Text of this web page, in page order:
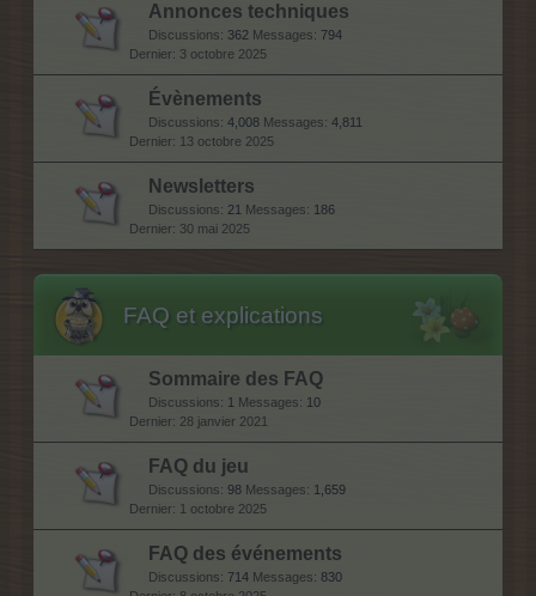
Annonces techniques
Discussions: 362 Messages: 794
3 octobre 2025
Évènements
Discussions: 4,008 Messages: 4,811
13 octobre 2025
Newsletters
Discussions: 21 Messages: 186
30 mai 2025
FAQ et explications
Sommaire des FAQ
Discussions: 1 Messages: 10
28 janvier 2021
FAQ du jeu
Discussions: 98 Messages: 1,659
1 octobre 2025
FAQ des événements
Discussions: 714 Messages: 830